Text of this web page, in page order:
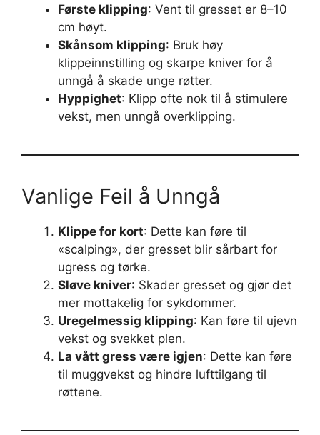
Første klipping: Vent til gresset er 8–10
cm høyt.
Skånsom klipping: Bruk høy
klippeinnstilling og skarpe kniver for å
unngå å skade unge røtter.
Hyppighet: Klipp ofte nok til å stimulere
vekst, men unngå overklipping.
Vanlige Feil å Unngå
Klippe for kort: Dette kan føre til
«scalping», der gresset blir sårbart for
ugress og tørke.
Sløve kniver: Skader gresset og gjør det
mer mottakelig for sykdommer.
Uregelmessig klipping: Kan føre til ujevn
vekst og svekket plen.
La vått gress være igjen: Dette kan føre
til muggvekst og hindre lufttilgang til
røttene.